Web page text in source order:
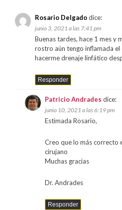
Rosario Delgadodice:
junio 3, 2021 a las 7:41 pm
Buenas tardes, hace 1 mes y
rostro aún tengo inflamada
hacerme drenaje linfático
Responder
Patricio Andrades dice:
junio 10, 2021 a las 6:19 pm
Estimada Rosario,
Creo que lo más correcto
cirujano
Muchas gracias
Dr. Andrades
Responder